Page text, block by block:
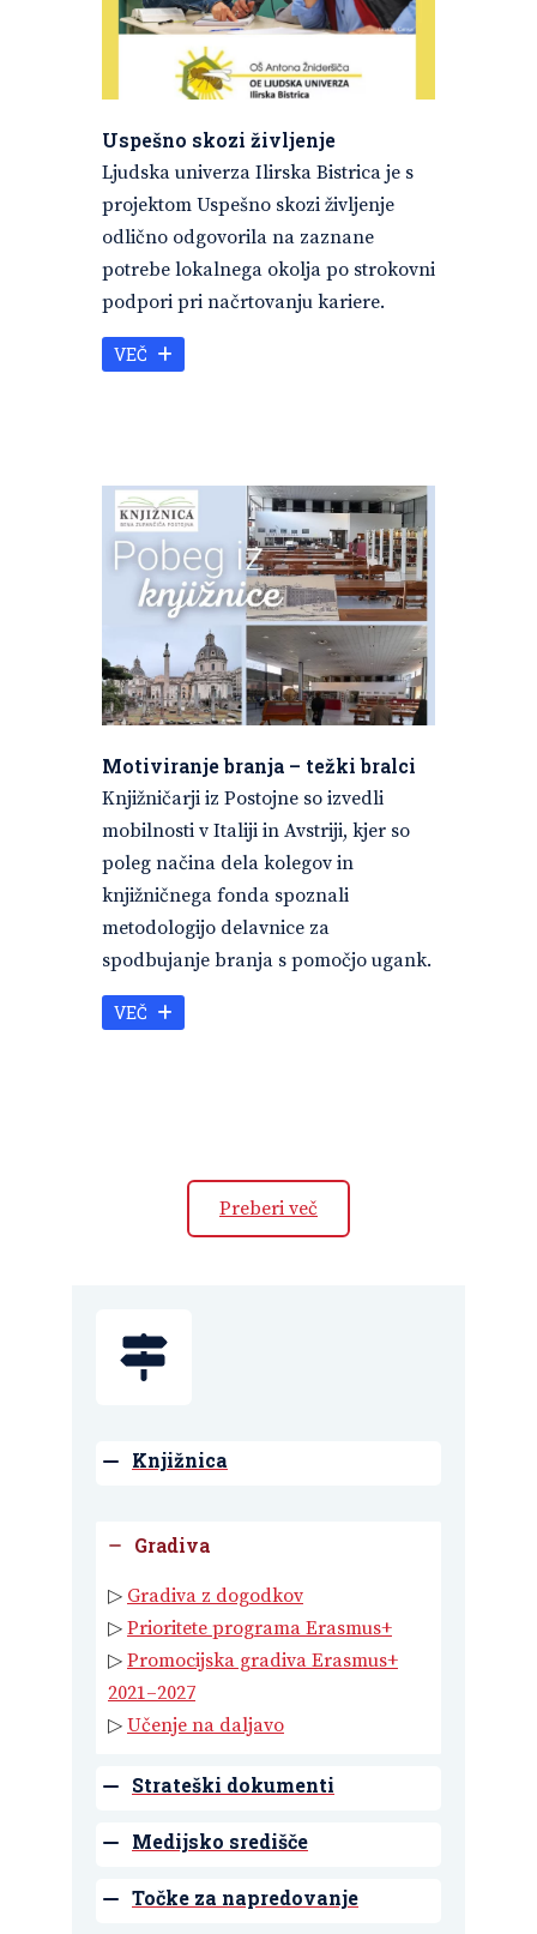
Uspešno skozi življenje
Ljudska univerza Ilirska Bistrica je s
projektom Uspešno skozi življenje
odlično odgovorila na zaznane
potrebe lokalnega okolja po strokovni
podpori pri načrtovanju kariere.
VEČ
Motiviranje branja – težki bralci
Knjižničarji iz Postojne so izvedli
mobilnosti v Italiji in Avstriji, kjer so
poleg načina dela kolegov in
knjižničnega fonda spoznali
metodologijo delavnice za
spodbujanje branja s pomočjo ugank.
VEČ
Preberi več
Knjižnica
Gradiva
▷ Gradiva z dogodkov
▷ Prioritete programa Erasmus+
▷ Promocijska gradiva Erasmus+
2021–2027
▷ Učenje na daljavo
Strateški dokumenti
Medijsko središče
Točke za napredovanje